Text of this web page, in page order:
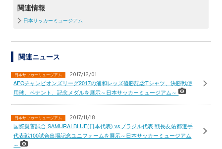
関連情報
日本サッカーミュージアム
関連ニュース
日本サッカーミュージアム 2017/12/01
AFCチャンピオンズリーグ2017の浦和レッズ優勝記念Tシャツ、決勝戦使
用球、ペナント、記念メダルを展示～日本サッカーミュージアム～
日本サッカーミュージアム 2017/11/18
国際親善試合 SAMURAI BLUE(日本代表) vsブラジル代表 戦長友佑都選手
代表戦100試合出場記念ユニフォームを展示～日本サッカーミュージアム
～